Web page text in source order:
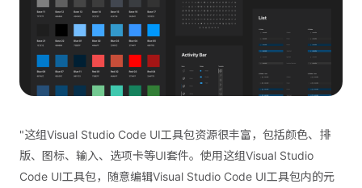
"这组Visual Studio Code UI工具包资源很丰富，包括颜色、排
版、图标、输入、选项卡等UI套件。使用这组Visual Studio
Code UI工具包，随意编辑Visual Studio Code UI工具包内的元